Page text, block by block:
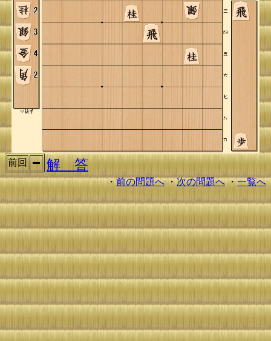
前回 解 答
・前の問題へ・次の問題へ・一覧へ